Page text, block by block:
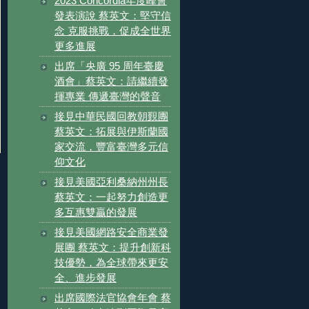
發表演說 蔡英文：堅守信
念 克服挑戰，促成全世界
更多進展
出席「央廣 95 周年臺慶
酒會」蔡英文：請繼續發
揮專業 傳遞臺灣的聲音
接見中華民國回教朝覲團
蔡英文：拓展與伊斯蘭國
家交流，豐富臺灣多元信
仰文化
接見美國亞利桑納州州長
蔡英文：一起努力創造更
多互惠雙贏的發展
接見美國網路安全商業發
展團 蔡英文：提升創新科
技優勢，為全球帶來更安
全、進步發展
出席國際法官協會年會 蔡